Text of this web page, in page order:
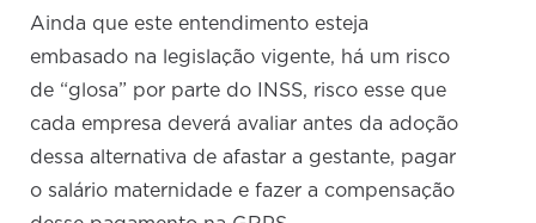
Ainda que este entendimento esteja
embasado na legislação vigente, há um risco
de “glosa” por parte do INSS, risco esse que
cada empresa deverá avaliar antes da adoção
dessa alternativa de afastar a gestante, pagar
o salário maternidade e fazer a compensação